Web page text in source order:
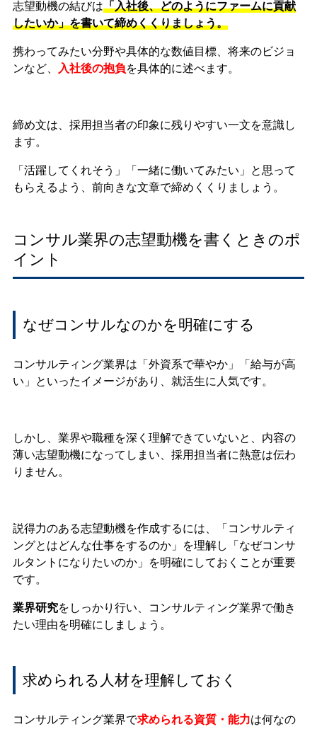
志望動機の結びは「入社後、どのようにファームに貢献
したいか」を書いて締めくくりましょう。
携わってみたい分野や具体的な数値目標、将来のビジョ
ンなど、 入社後の抱負を具体的に述べます。
締め文は、採用担当者の印象に残りやすい一文を意識し
ます。
「活躍してくれそう」「一緒に働いてみたい」と思って
もらえるよう、前向きな文章で締めくくりましょう。
コンサル業界の志望動機を書くときのポ
イント
なぜコンサルなのかを明確にする
コンサルティング業界は「外資系で華やか」「給与が高
い」といったイメージがあり、就活生に人気です。
しかし、業界や職種を深く理解できていないと、内容の
薄い志望動機になってしまい、採用担当者に熱意は伝わ
りません。
説得力のある志望動機を作成するには、「コンサルティ
ングとはどんな仕事をするのか」を理解し「なぜコンサ
ルタントになりたいのか」を明確にしておくことが重要
です。
業界研究をしっかり行い、コンサルティング業界で働き
たい理由を明確にしましょう。
求められる人材を理解しておく
コンサルティング業界で求められる資質・能力は何なの